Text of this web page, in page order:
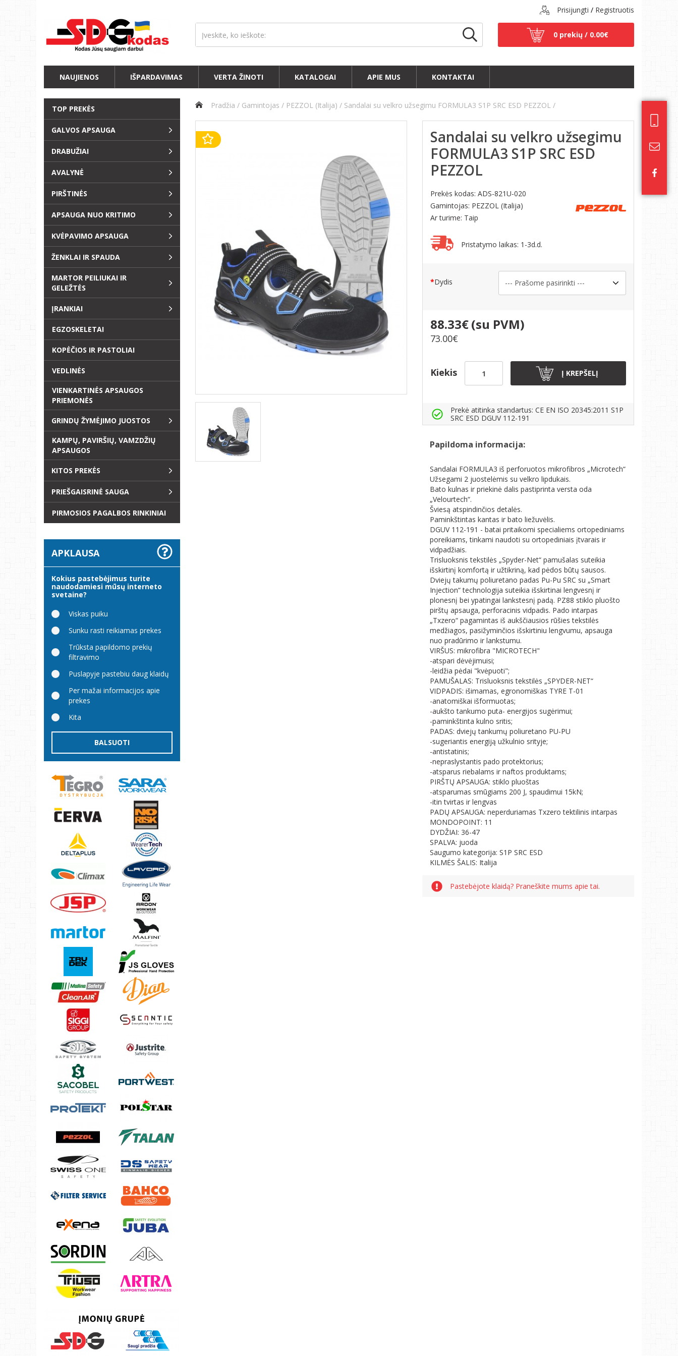
Prisijungti / Registruotis
0 prekių / 0.00€
NAUJIENOS IŠPARDAVIMAS VERTA ŽINOTI KATALOGAI APIE MUS KONTAKTAI
TOP PREKĖS
GALVOS APSAUGA
DRABUŽIAI
AVALYNĖ
PIRŠTINĖS
APSAUGA NUO KRITIMO
KVĖPAVIMO APSAUGA
ŽENKLAI IR SPAUDA
MARTOR PEILIUKAI IR
GELEŽTĖS
ĮRANKIAI
EGZOSKELETAI
KOPĖČIOS IR PASTOLIAI
VEDLINĖS
VIENKARTINĖS APSAUGOS
PRIEMONĖS
GRINDŲ ŽYMĖJIMO JUOSTOS
KAMPŲ, PAVIRŠIŲ, VAMZDŽIŲ
APSAUGOS
KITOS PREKĖS
PRIEŠGAISRINĖ SAUGA
PIRMOSIOS PAGALBOS RINKINIAI
APKLAUSA
Kokius pastebėjimus turite
naudodamiesi mūsų interneto
svetaine?
Viskas puiku
Sunku rasti reikiamas prekes
Trūksta papildomo prekių
filtravimo
Puslapyje pastebiu daug klaidų
Per mažai informacijos apie
prekes
Kita
BALSUOTI
Pradžia Gamintojas PEZZOL (Italija) Sandalai su velkro užsegimu FORMULA3 S1P SRC ESD PEZZOL
Sandalai su velkro užsegimu
FORMULA3 S1P SRC ESD
PEZZOL
Prekės kodas: ADS-821U-020
Gamintojas: PEZZOL (Italija)
Ar turime: Taip
Pristatymo laikas: 1-3d.d.
Dydis
88.33€(su PVM)
73.00€
Kiekis Į KREPŠELĮ
Prekė atitinka standartus: CE EN ISO 20345:2011 S1P
SRC ESD DGUV 112-191
Papildoma informacija:
Sandalai FORMULA3 iš perforuotos mikrofibros „Microtech“
Užsegami 2 juostelėmis su velkro lipdukais.
Bato kulnas ir priekinė dalis pastiprinta versta oda
„Velourtech“.
Šviesą atspindinčios detalės.
Paminkštintas kantas ir bato liežuvėlis.
DGUV 112-191 - batai pritaikomi specialiems ortopediniams
poreikiams, tinkami naudoti su ortopediniais įtvarais ir
vidpadžiais.
Trisluoksnis tekstilės „Spyder-Net“ pamušalas suteikia
išskirtinį komfortą ir užtikriną, kad pėdos būtų sausos.
Dviejų takumų poliuretano padas Pu-Pu SRC su „Smart
Injection“ technologija suteikia išskirtinai lengvesnį ir
plonesnį bei ypatingai lankstesnį padą. PZ88 stiklo pluošto
pirštų apsauga, perforacinis vidpadis. Pado intarpas
„Txzero“ pagamintas iš aukščiausios rūšies tekstilės
medžiagos, pasižyminčios išskirtiniu lengvumu, apsauga
nuo pradūrimo ir lankstumu.
VIRŠUS: mikrofibra "MICROTECH"
-atspari dėvėjimuisi;
-leidžia pėdai "kvėpuoti";
PAMUŠALAS: Trisluoksnis tekstilės „SPYDER-NET“
VIDPADIS: išimamas, egronomiškas TYRE T-01
-anatomiškai išformuotas;
-aukšto tankumo puta- energijos sugėrimui;
-paminkštinta kulno sritis;
PADAS: dviejų tankumų poliuretano PU-PU
-sugeriantis energiją užkulnio srityje;
-antistatinis;
-nepraslystantis pado protektorius;
-atsparus riebalams ir naftos produktams;
PIRŠTŲ APSAUGA: stiklo pluoštas
-atsparumas smūgiams 200 J, spaudimui 15kN;
-itin tvirtas ir lengvas
PADŲ APSAUGA: neperduriamas Txzero tektilinis intarpas
MONDOPOINT: 11
DYDŽIAI: 36-47
SPALVA: juoda
Saugumo kategorija: S1P SRC ESD
KILMĖS ŠALIS: Italija
Pastebėjote klaidą? Praneškite mums apie tai.